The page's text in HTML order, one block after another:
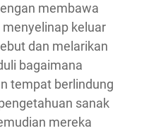
membawa
keluar
dan melarikan
bagaimana
tempat berlindung
sanak
mereka